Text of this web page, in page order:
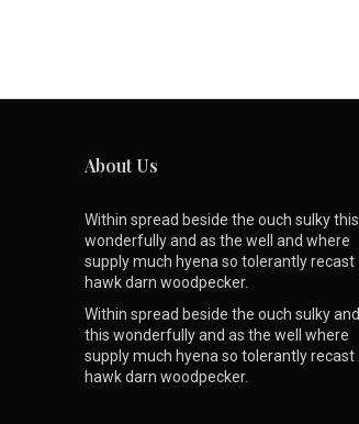
About Us
Within spread beside the ouch sulky this
wonderfully and as the well and where
supply much hyena so tolerantly recast
hawk darn woodpecker.
Within spread beside the ouch sulky and
this wonderfully and as the well where
supply much hyena so tolerantly recast
hawk darn woodpecker.